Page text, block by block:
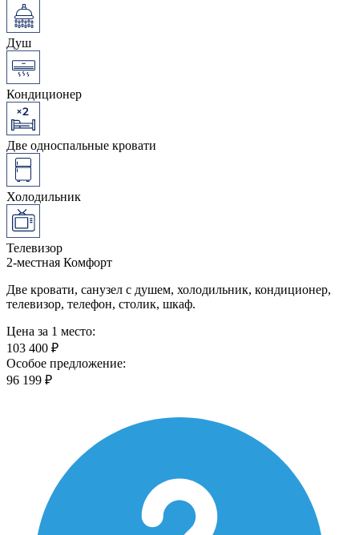
Душ
Кондиционер
Две односпальные кровати
Холодильник
Телевизор
2-местная Комфорт
Две кровати, санузел с душем, холодильник, кондиционер,
телевизор, телефон, столик, шкаф.
Цена за 1 место:
103 400 ₽
Особое предложение:
96 199 ₽